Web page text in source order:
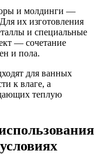
и молдинги —
их изготовления
и специальные
— сочетание
и пола.
для ванных
к влаге, а
теплую